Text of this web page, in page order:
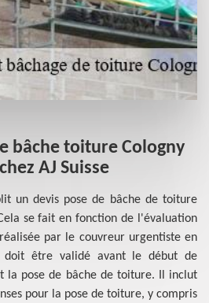
bâche toiture Cologny
AJ Suisse
un devis pose de bâche de toiture
se fait en fonction de l'évaluation
par le couvreur urgentiste en
doit être validé avant le début de
la pose de bâche de toiture. Il inclut
pour la pose de toiture, y compris